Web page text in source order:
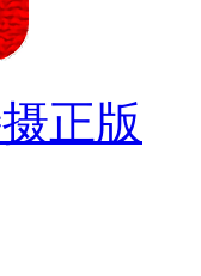
正版